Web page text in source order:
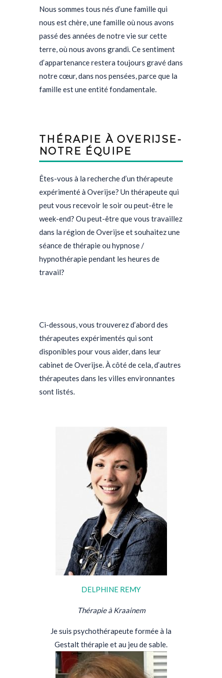
Nous sommes tous nés d’une famille qui
nous est chère, une famille où nous avons
passé des années de notre vie sur cette
terre, où nous avons grandi. Ce sentiment
d’appartenance restera toujours gravé dans
notre cœur, dans nos pensées, parce que la
famille est une entité fondamentale.
THÉRAPIE À OVERIJSE-
NOTRE ÉQUIPE
Êtes-vous à la recherche d’un thérapeute
expérimenté à Overijse? Un thérapeute qui
peut vous recevoir le soir ou peut-être le
week-end? Ou peut-être que vous travaillez
dans la région de Overijse et souhaitez une
séance de thérapie ou hypnose /
hypnothérapie pendant les heures de
travail?
Ci-dessous, vous trouverez d’abord des
thérapeutes expérimentés qui sont
disponibles pour vous aider, dans leur
cabinet de Overijse. À côté de cela, d’autres
thérapeutes dans les villes environnantes
sont listés.
DELPHINE REMY
Thérapie à Kraainem
Je suis psychothérapeute formée à la
Gestalt thérapie et au jeu de sable.